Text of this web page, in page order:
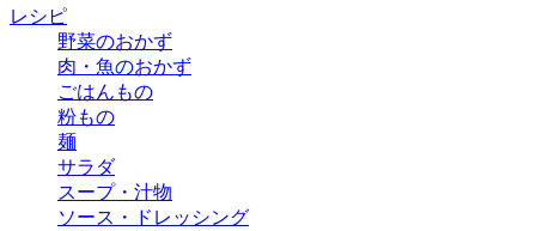
レシピ
野菜のおかず
肉・魚のおかず
ごはんもの
粉もの
麺
サラダ
スープ・汁物
ソース・ドレッシング